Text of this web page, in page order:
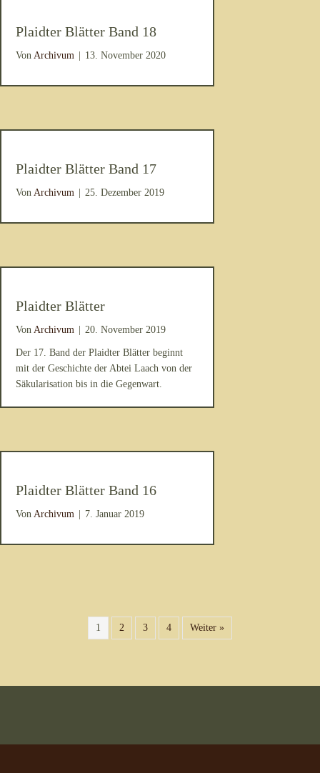
Plaidter Blätter Band 18
Von Archivum 13. November 2020
Plaidter Blätter Band 17
Von Archivum 25. Dezember 2019
Plaidter Blätter
Von Archivum 20. November 2019
Der 17. Band der Plaidter Blätter beginnt
mit der Geschichte der Abtei Laach von der
Säkularisation bis in die Gegenwart.
Plaidter Blätter Band 16
Von Archivum 7. Januar 2019
1 2 3 4 Weiter »